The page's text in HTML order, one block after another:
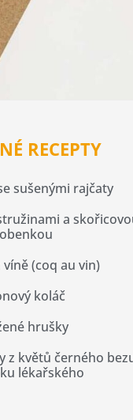
RECEPTY
sušenými rajčaty
a
(coq au vin)
koláč
hrušky
z květů černého
lékařského